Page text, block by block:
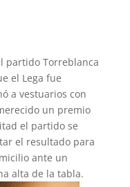
partido Torreblanca
el Lega fue
a vestuarios con
un premio
el partido se
el resultado para
ante un
alta de la tabla.